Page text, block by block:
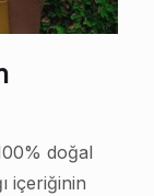
doğal
içeriğinin